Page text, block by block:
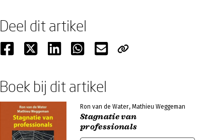
Deel dit artikel
Boek bij dit artikel
Ron van de Water, Mathieu Weggeman
Stagnatie van
professionals